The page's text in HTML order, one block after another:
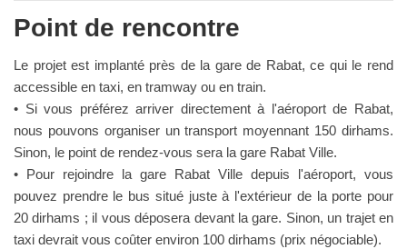
Point de rencontre
Le projet est implanté près de la gare de Rabat, ce qui le rend
accessible en taxi, en tramway ou en train.
• Si vous préférez arriver directement à l'aéroport de Rabat,
nous pouvons organiser un transport moyennant 150 dirhams.
Sinon, le point de rendez-vous sera la gare Rabat Ville.
• Pour rejoindre la gare Rabat Ville depuis l'aéroport, vous
pouvez prendre le bus situé juste à l'extérieur de la porte pour
20 dirhams ; il vous déposera devant la gare. Sinon, un trajet en
taxi devrait vous coûter environ 100 dirhams (prix négociable).